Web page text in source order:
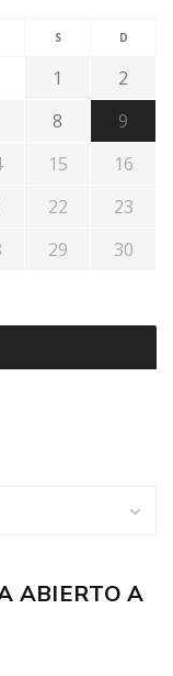
S D
1
2
8
9
15
16
22
23
29
30
ABIERTO A